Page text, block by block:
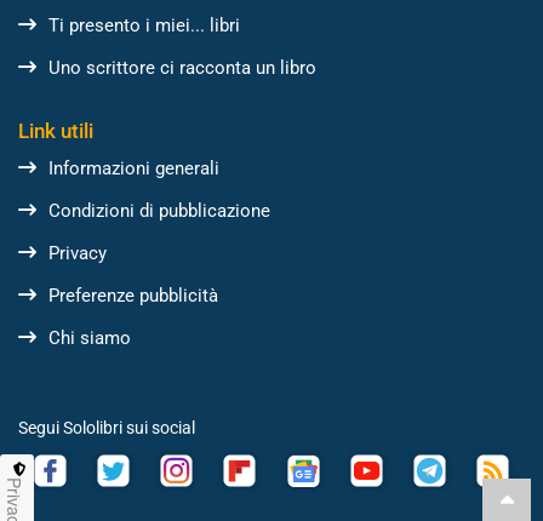
Ti presento i miei... libri
Uno scrittore ci racconta un libro
Link utili
Informazioni generali
Condizioni di pubblicazione
Privacy
Preferenze pubblicità
Chi siamo
Segui Sololibri sui social
Privacy